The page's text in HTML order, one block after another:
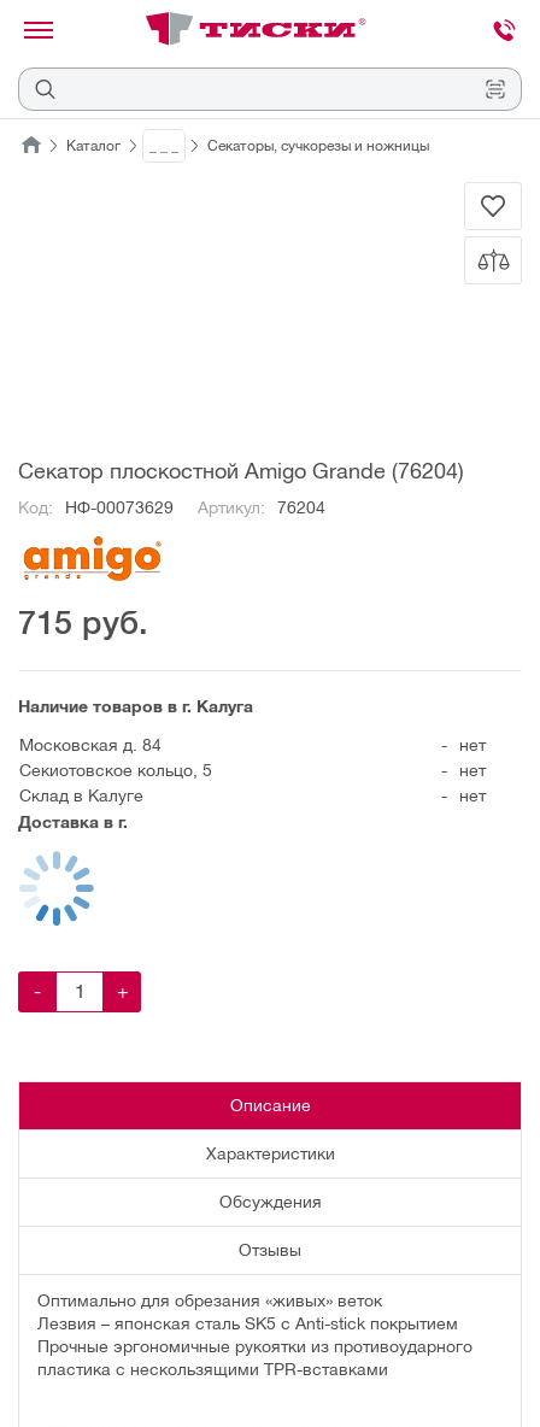
Отмена
Каталог Секаторы, сучкорезы и ножницы
Секатор плоскостной Amigo Grande (76204)
Код: НФ-00073629 Артикул: 76204
715 руб.
Наличие товаров в г. Калуга
Московская д. 84
-
нет
Секиотовское кольцо, 5
-
нет
Склад в Калуге
-
нет
Доставка в г.
- +
Описание
Характеристики
Обсуждения
Отзывы
Оптимально для обрезания «живых» веток
Лезвия – японская сталь SK5 с Anti-stick покрытием
Прочные эргономичные рукоятки из противоударного
пластика с нескользящими TPR-вставками